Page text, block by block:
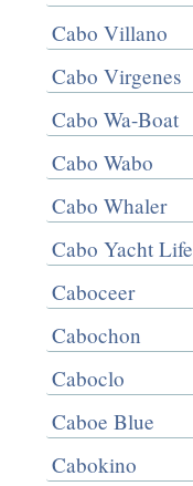
Cabo Villano
Cabo Virgenes
Cabo Wa-Boat
Cabo Wabo
Cabo Whaler
Cabo Yacht Life
Caboceer
Cabochon
Caboclo
Caboe Blue
Cabokino